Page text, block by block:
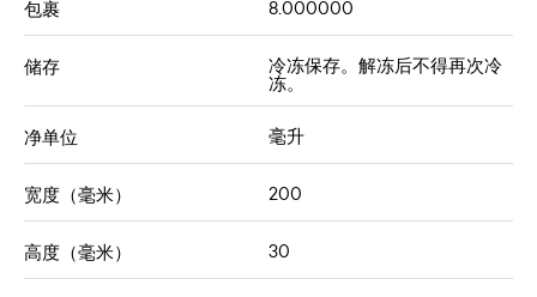
包裹 8.000000
储存 冷冻保存。解冻后不得再次冷
冻。
净单位 毫升
宽度（毫米） 200
高度（毫米） 30